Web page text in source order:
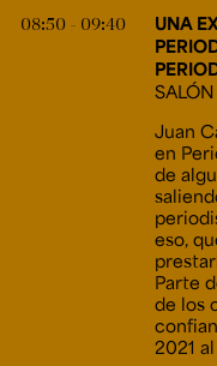
08:50 - 09:40
UNA
Juan
en
de
eso,
Parte
de los
2021